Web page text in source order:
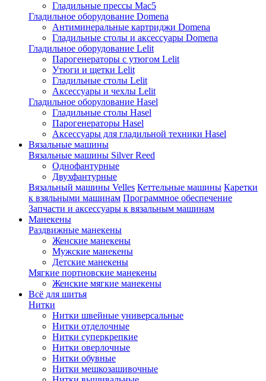
Гладильные прессы Mac5
Гладильное оборудование Domena
Антиминеральные картриджи Domena
Гладильные столы и аксессуары Domena
Гладильное оборудование Lelit
Парогенераторы с утюгом Lelit
Утюги и щетки Lelit
Гладильные столы Lelit
Аксессуары и чехлы Lelit
Гладильное оборулование Hasel
Гладильные столы Hasel
Парогенераторы Hasel
Аксессуары для гладильной техники Hasel
Вязальные машины
Вязальные машины Silver Reed
Однофантурные
Двухфантурные
Вязальный машины Velles Кеттельные машины Каретки
к взяльными машинам Программное обеспечение
Запчасти и аксессуары к вязальным машинам
Манекены
Раздвижные манекены
Женские манекены
Мужские манекены
Детские манекены
Мягкие портновские манекены
Женские мягкие манекены
Всё для шитья
Нитки
Нитки швейные универсальные
Нитки отделочные
Нитки суперкрепкие
Нитки оверлочные
Нитки обувные
Нитки мешкозашивочные